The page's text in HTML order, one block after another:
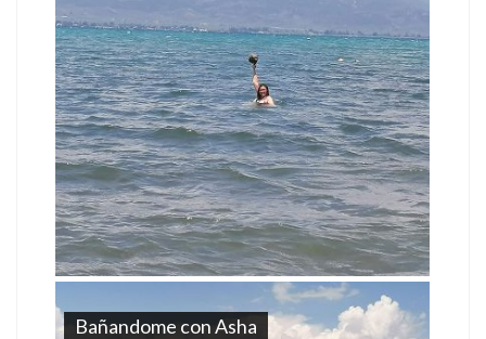
Bañandome con Asha